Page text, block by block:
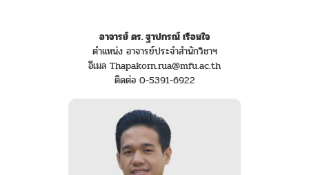
อาจารย์ ดร. ฐาปกรณ์ เรือนใจ
ตำแหน่ง อาจารย์ประจำสำนักวิชาฯ
อีเมล Thapakorn.rua@mfu.ac.th
ติดต่อ 0-5391-6922